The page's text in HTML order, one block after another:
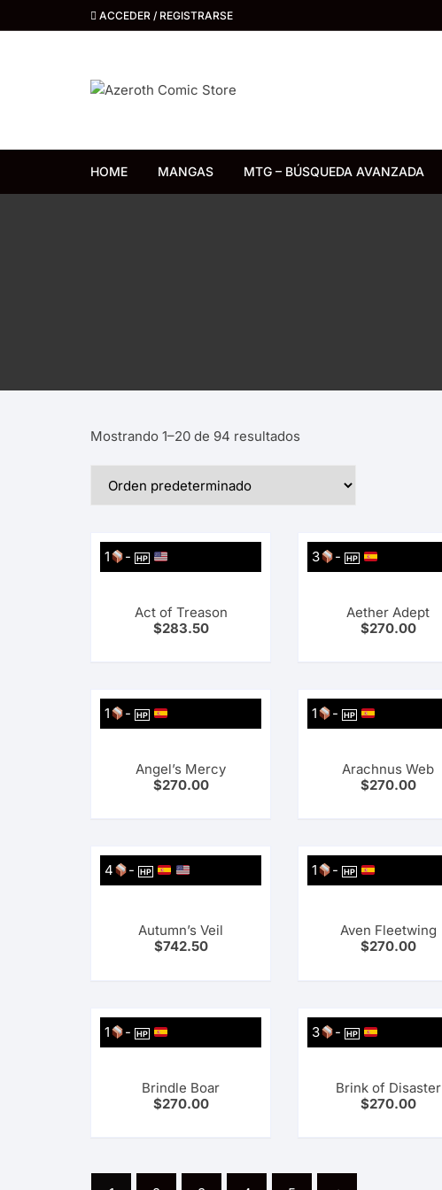
al
ACCEDER / REGISTRARSE
HOME MANGAS
Planeta Comics Mangas
Utopia
MTG – BÚSQUEDA AVANZADA
Mostrando 1–20 de 94 resultados
1 -HP
Act of Treason
$283.50
3 -HP
Aether Adept
$270.00
1 -HP
Angel’s Mercy
$270.00
1 -HP
Arachnus Web
$270.00
4 -HP
Autumn’s Veil
$742.50
1 -HP
Aven Fleetwing
$270.00
1 -HP
Brindle Boar
$270.00
3 -HP
Brink of Disaster
$270.00